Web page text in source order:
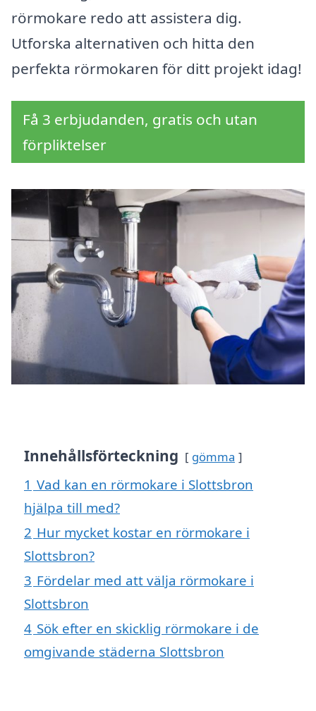
rörmokare redo att assistera dig.
Utforska alternativen och hitta den
perfekta rörmokaren för ditt projekt idag!
Få 3 erbjudanden, gratis och utan
förpliktelser
Innehållsförteckning gömma
1 Vad kan en rörmokare i Slottsbron
hjälpa till med?
2 Hur mycket kostar en rörmokare i
Slottsbron?
3 Fördelar med att välja rörmokare i
Slottsbron
4 Sök efter en skicklig rörmokare i de
omgivande städerna Slottsbron